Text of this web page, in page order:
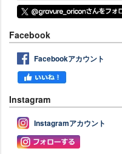
Facebook
Facebookアカウント
Instagram
Instagramアカウント